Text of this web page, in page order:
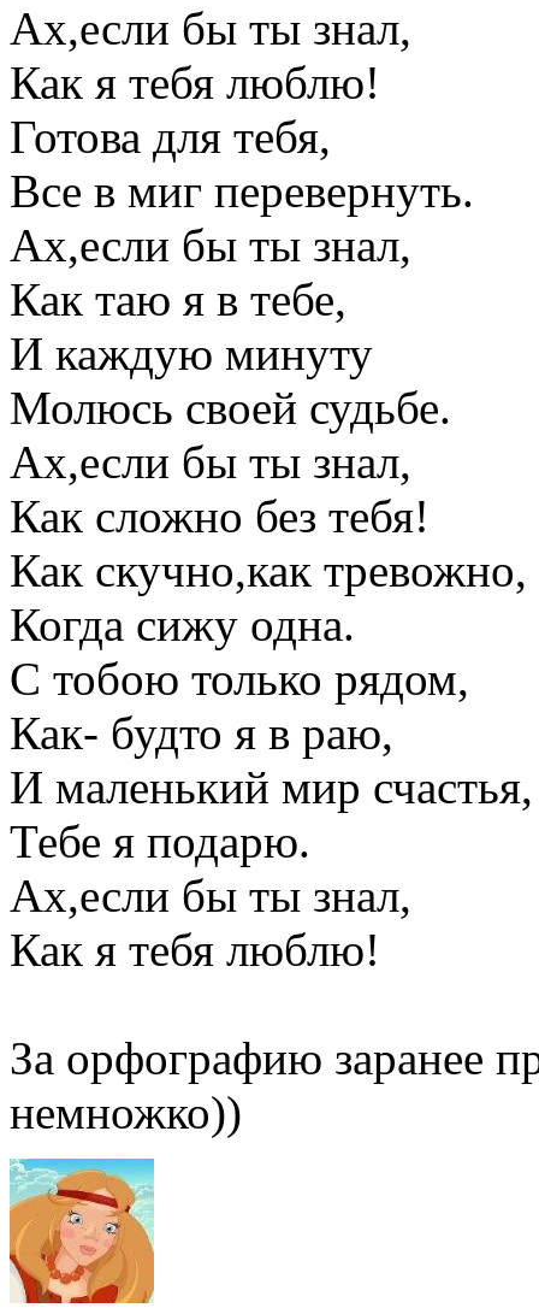
Ах,если бы ты знал,
Как я тебя люблю!
Готова для тебя,
Все в миг перевернуть.
Ах,если бы ты знал,
Как таю я в тебе,
И каждую минуту
Молюсь своей судьбе.
Ах,если бы ты знал,
Как сложно без тебя!
Как скучно,как тревожно,
Когда сижу одна.
С тобою только рядом,
Как- будто я в раю,
И маленький мир счастья,
Тебе я подарю.
Ах,если бы ты знал,
Как я тебя люблю!
За орфографию заранее
немножко))